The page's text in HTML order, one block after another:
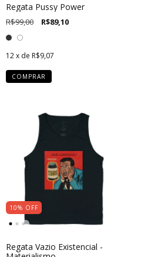
Regata Pussy Power
R$99,00 R$89,10
12x de R$9,07
COMPRAR
10% OFF
Regata Vazio Existencial -